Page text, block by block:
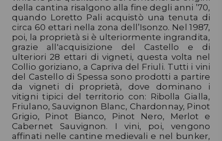
Gift
Card
Preferiti
Blog
della cantina risalgono alla fine degli anni ’70,
quando Loretto Pali acquistò una tenuta di
circa 60 ettari nella zona dell’Isonzo. Nel 1987,
poi, la proprietà si è ulteriormente ingrandita,
grazie all'acquisizione del Castello e di
ulteriori 28 ettari di vigneti, questa volta nel
Collio goriziano, a Capriva del Friuli. Tutti i vini
del Castello di Spessa sono prodotti a partire
da vigneti di proprietà, dove dominano i
vitigni tipici del territorio con: Ribolla Gialla,
Friulano, Sauvignon Blanc, Chardonnay, Pinot
Grigio, Pinot Bianco, Pinot Nero, Merlot e
Cabernet Sauvignon. I vini, poi, vengono
affinati nelle cantine medievali e nel bunker,